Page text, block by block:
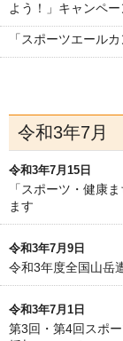
よう！」キャンペー
「スポーツエール
令和3年7月
令和3年7月15日
「スポーツ・健康
ます
令和3年7月9日
令和3年度全国山岳
令和3年7月1日
第3回・第4回スポ